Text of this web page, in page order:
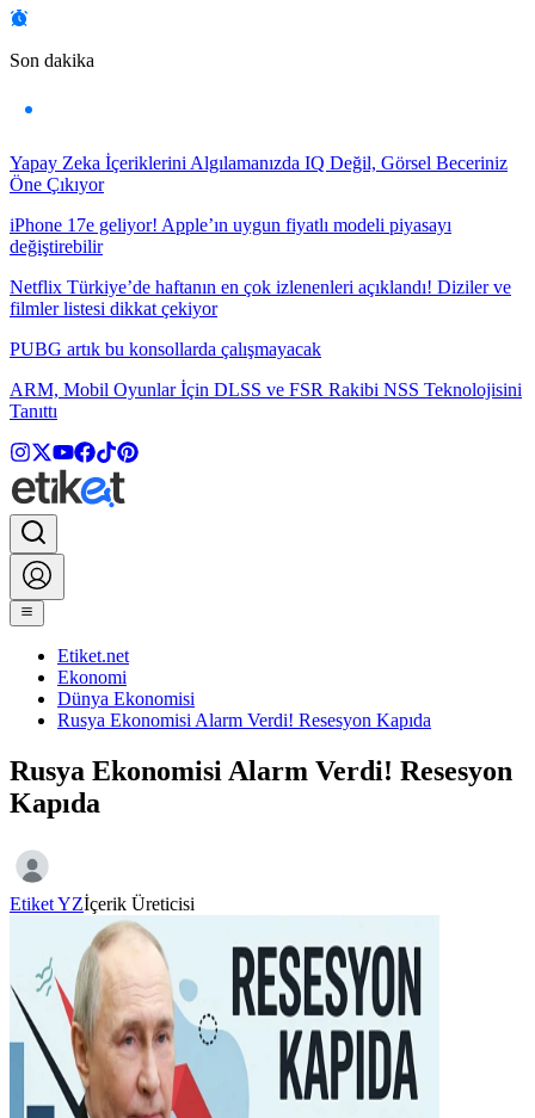
Son dakika
Yapay Zeka İçeriklerini Algılamanızda IQ Değil, Görsel Beceriniz
Öne Çıkıyor
iPhone 17e geliyor! Apple’ın uygun fiyatlı modeli piyasayı
değiştirebilir
Netflix Türkiye’de haftanın en çok izlenenleri açıklandı! Diziler ve
filmler listesi dikkat çekiyor
PUBG artık bu konsollarda çalışmayacak
ARM, Mobil Oyunlar İçin DLSS ve FSR Rakibi NSS Teknolojisini
Tanıttı
Etiket.net
Ekonomi
Dünya Ekonomisi
Rusya Ekonomisi Alarm Verdi! Resesyon Kapıda
Rusya Ekonomisi Alarm Verdi! Resesyon
Kapıda
Etiket YZİçerik Üreticisi